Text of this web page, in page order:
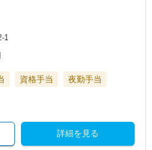
1
資格手当
夜勤手当
詳細を見る